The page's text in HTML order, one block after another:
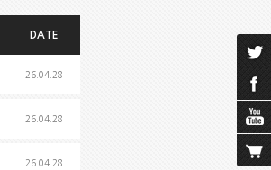
DATE
26.04.28
26.04.28
26.04.28